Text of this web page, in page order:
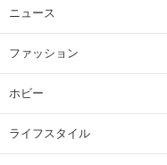
ニュース
ファッション
ホビー
ライフスタイル